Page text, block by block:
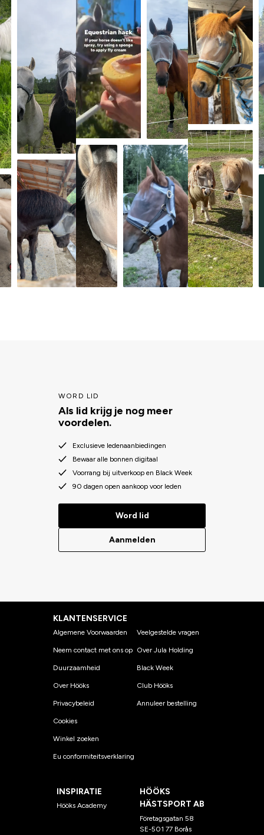
WORD LID
Als lid krijg je nog meer
voordelen.
Exclusieve ledenaanbiedingen
Bewaar alle bonnen digitaal
Voorrang bij uitverkoop en Black Week
90 dagen open aankoop voor leden
Word lid
Aanmelden
KLANTENSERVICE
Algemene Voorwaarden
Neem contact met ons op
Duurzaamheid
Over Hööks
Privacybeleid
Cookies
Winkel zoeken
Eu conformiteitsverklaring
Veelgestelde vragen
Over Jula Holding
Black Week
Club Hööks
Annuleer bestelling
INSPIRATIE
Hööks Academy
HÖÖKS
HÄSTSPORT AB
Företagsgatan 58
SE-501 77 Borås